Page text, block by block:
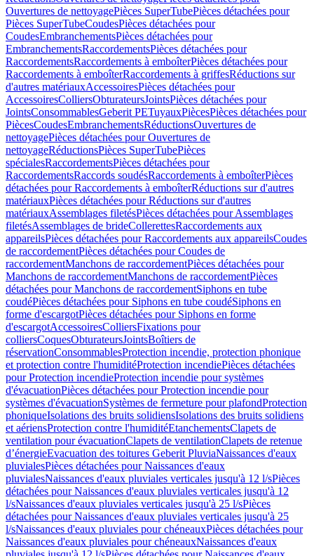
Ouvertures de nettoyagePièces SuperTubePièces détachées pour
Pièces SuperTubeCoudesPièces détachées pour
CoudesEmbranchementsPièces détachées pour
EmbranchementsRaccordementsPièces détachées pour
RaccordementsRaccordements à emboîterPièces détachées pour
Raccordements à emboîterRaccordements à griffesRéductions sur
d'autres matériauxAccessoiresPièces détachées pour
AccessoiresColliersObturateursJointsPièces détachées pour
JointsConsommablesGeberit PETuyauxPiècesPièces détachées pour
PiècesCoudesEmbranchementsRéductionsOuvertures de
nettoyagePièces détachées pour Ouvertures de
nettoyageRéductionsPièces SuperTubePièces
spécialesRaccordementsPièces détachées pour
RaccordementsRaccords soudésRaccordements à emboîterPièces
détachées pour Raccordements à emboîterRéductions sur d'autres
matériauxPièces détachées pour Réductions sur d'autres
matériauxAssemblages filetésPièces détachées pour Assemblages
filetésAssemblages de brideCollerettesRaccordements aux
appareilsPièces détachées pour Raccordements aux appareilsCoudes
de raccordementPièces détachées pour Coudes de
raccordementManchons de raccordementPièces détachées pour
Manchons de raccordementManchons de raccordementPièces
détachées pour Manchons de raccordementSiphons en tube
coudéPièces détachées pour Siphons en tube coudéSiphons en
forme d'escargotPièces détachées pour Siphons en forme
d'escargotAccessoiresColliersFixations pour
colliersCoquesObturateursJointsBoîtiers de
réservationConsommablesProtection incendie, protection phonique
et protection contre l'humiditéProtection incendiePièces détachées
pour Protection incendieProtection incendie pour systèmes
d'évacuationPièces détachées pour Protection incendie pour
systèmes d'évacuationSystèmes de fermeture pour plafondProtection
phoniqueIsolations des bruits solidiensIsolations des bruits solidiens
et aériensProtection contre l'humiditéEtanchementsClapets de
ventilation pour évacuationClapets de ventilationClapets de retenue
d’énergieEvacuation des toitures Geberit PluviaNaissances d'eaux
pluvialesPièces détachées pour Naissances d'eaux
pluvialesNaissances d'eaux pluviales verticales jusqu'à 12 l/sPièces
détachées pour Naissances d'eaux pluviales verticales jusqu'à 12
l/sNaissances d'eaux pluviales verticales jusqu'à 25 l/sPièces
détachées pour Naissances d'eaux pluviales verticales jusqu'à 25
l/sNaissances d'eaux pluviales pour chéneauxPièces détachées pour
Naissances d'eaux pluviales pour chéneauxNaissances d'eaux